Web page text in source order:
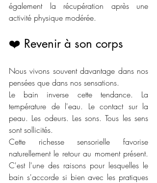
également la récupération après une
activité physique modérée.
❤️ Revenir à son corps
Nous vivons souvent davantage dans nos
pensées que dans nos sensations.
Le bain inverse cette tendance. La
température de l'eau. Le contact sur la
peau. Les odeurs. Les sons. Tous les sens
sont sollicités.
Cette richesse sensorielle favorise
naturellement le retour au moment présent.
C'est l'une des raisons pour lesquelles le
bain s'accorde si bien avec les pratiques